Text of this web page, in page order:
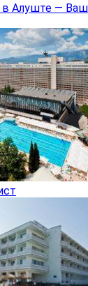
в Алуште —